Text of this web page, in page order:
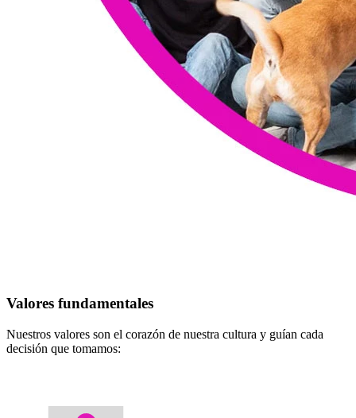
Valores fundamentales
Nuestros valores son el corazón de nuestra cultura y guían cada
decisión que tomamos: